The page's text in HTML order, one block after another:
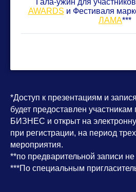
AWARDS и Фестиваля
ЛАМА***
*Доступ к презентациям и
будет предоставлен
БИЗНЕС и открыт на
при регистрации, на период
мероприятия.
**по предварительной записи
***По специальным